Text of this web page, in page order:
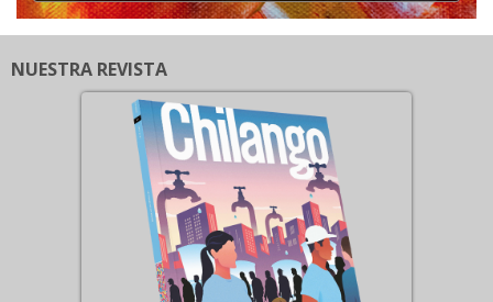
NUESTRA REVISTA